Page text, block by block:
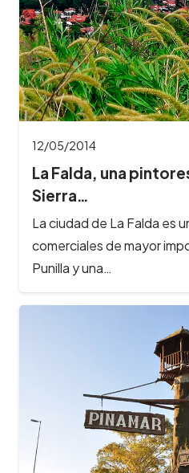
12/05/2014
La Falda, una
Sierra…
La ciudad de La Falda es
comerciales de mayor
Punilla y una…